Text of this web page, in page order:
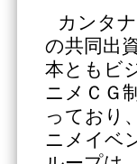
カンタ
の共同出
本ともビ
ニメＣＧ
っており
ニメイベ